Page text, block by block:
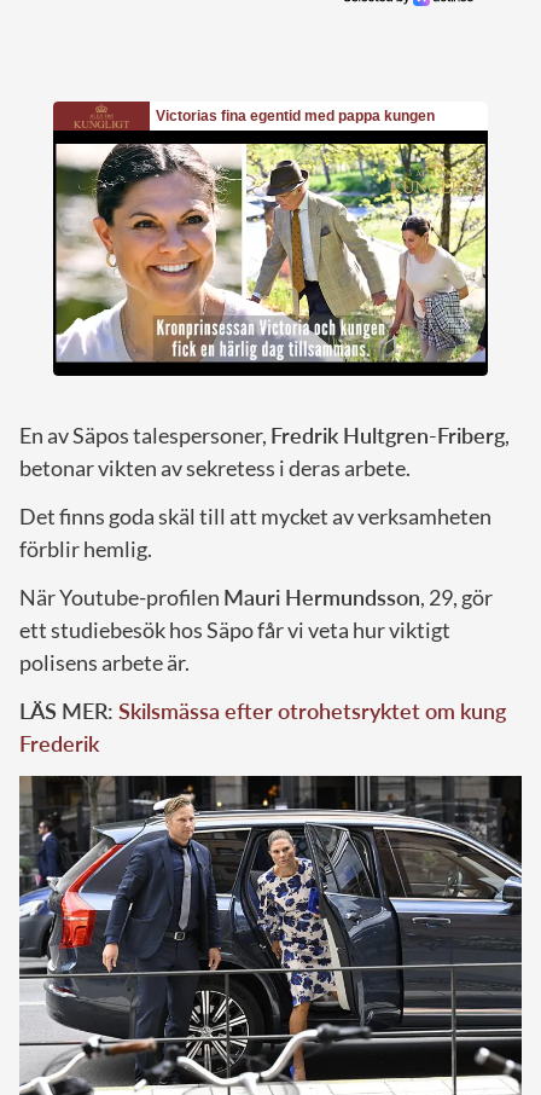
En av Säpos talespersoner, Fredrik Hultgren-Friberg,
betonar vikten av sekretess i deras arbete.
Det finns goda skäl till att mycket av verksamheten
förblir hemlig.
När Youtube-profilen Mauri Hermundsson, 29, gör
ett studiebesök hos Säpo får vi veta hur viktigt
polisens arbete är.
LÄS MER: Skilsmässa efter otrohetsryktet om kung
Frederik